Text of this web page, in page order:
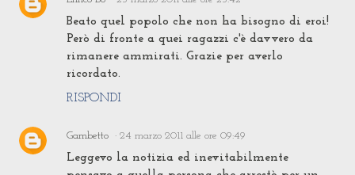
Beato quel popolo che non ha bisogno di eroi!
Però di fronte a quei ragazzi c'è davvero da
rimanere ammirati. Grazie per averlo
ricordato.
RISPONDI
Gambetto 24 marzo 2011 alle ore 09:49
Leggevo la notizia ed inevitabilmente